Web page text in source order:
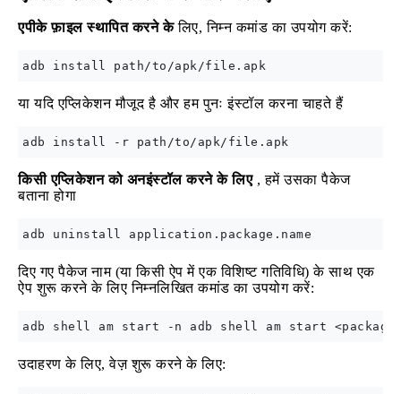
एपीके फ़ाइल स्थापित करने केलिए, निम्न कमांड का उपयोग करें:
या यदि एप्लिकेशन मौजूद है और हम पुनः इंस्टॉल करना चाहते हैं
किसी एप्लिकेशन को अनइंस्टॉल करने के लिए, हमें उसका पैकेज
बताना होगा
दिए गए पैकेज नाम (या किसी ऐप में एक विशिष्ट गतिविधि) के साथ एक
ऐप शुरू करने के लिए निम्नलिखित कमांड का उपयोग करें:
उदाहरण के लिए, वेज़ शुरू करने के लिए: